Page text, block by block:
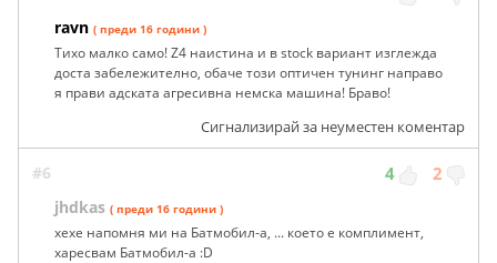
ravn ( преди 16 години )
Тихо малко само! Z4 наистина и в stock вариант изглежда
доста забележително, обаче този оптичен тунинг направо
я прави адската агресивна немска машина! Браво!
Сигнализирай за неуместен коментар
#6 4 2
jhdkas ( преди 16 години )
хехе напомня ми на Батмобил-а, ... което е комплимент,
харесвам Батмобил-а :D